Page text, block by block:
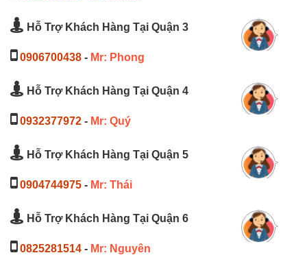
Hỗ Trợ Khách Hàng Tại Quận 3
0906700438 - Mr: Phong
Hỗ Trợ Khách Hàng Tại Quận 4
0932377972 - Mr: Quý
Hỗ Trợ Khách Hàng Tại Quận 5
0904744975 - Mr: Thái
Hỗ Trợ Khách Hàng Tại Quận 6
0825281514 - Mr: Nguyên